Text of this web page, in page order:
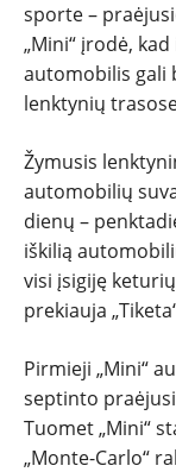
sporte –
„Mini“ įrodė,
automobilis gali
lenktynių
Žymusis
automobilių
dienų –
iškilią
visi įsigiję
prekiauja
Pirmieji „Mini“
septinto
Tuomet „Mini“
„Monte-Carlo“